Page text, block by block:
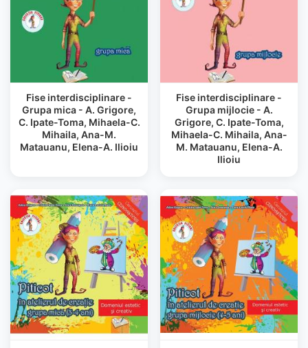
Fise interdisciplinare -
Grupa mica - A. Grigore,
C. Ipate-Toma, Mihaela-C.
Mihaila, Ana-M.
Matauanu, Elena-A. Ilioiu
Fise interdisciplinare -
Grupa mijlocie - A.
Grigore, C. Ipate-Toma,
Mihaela-C. Mihaila, Ana-
M. Matauanu, Elena-A.
Ilioiu